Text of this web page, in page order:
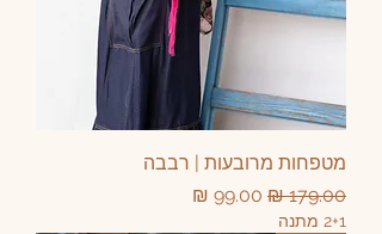
מטפחות מרובעות | רבבה
מחיר רגיל מחיר מבצע
2+1 מתנה